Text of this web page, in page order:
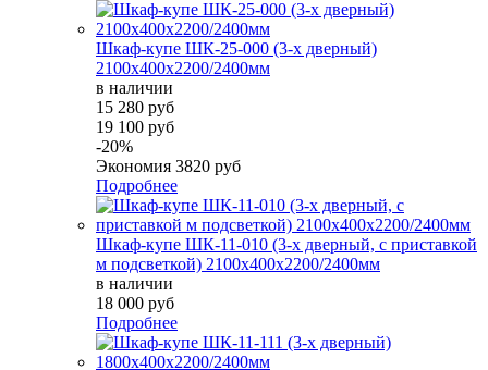
Шкаф-купе ШК-25-000 (3-х дверный)
2100х400х2200/2400мм
в наличии
15 280 руб
19 100 руб
-20%
Экономия 3820 руб
Подробнее
Шкаф-купе ШК-11-010 (3-х дверный, с приставкой
м подсветкой) 2100х400х2200/2400мм
в наличии
18 000 руб
Подробнее